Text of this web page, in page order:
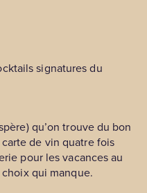
qu’on trouve du bon
de vin quatre fois
pour les vacances au
qui manque.